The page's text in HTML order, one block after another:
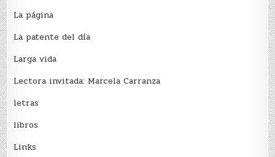
La página
La patente del día
Larga vida
Lectora invitada: Marcela Carranza
letras
libros
Links